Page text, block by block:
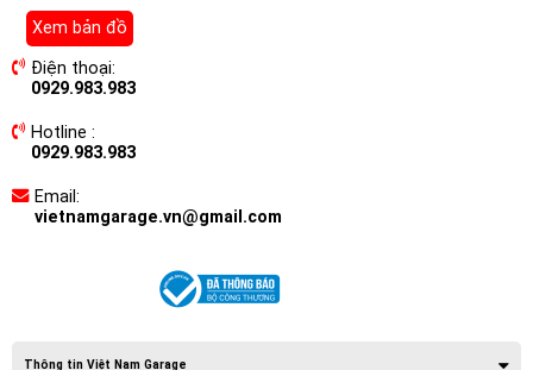
Xem bản đồ
Điện thoại:
0929.983.983
Hotline :
0929.983.983
Email:
vietnamgarage.vn@gmail.com
Thông tin Việt Nam Garage